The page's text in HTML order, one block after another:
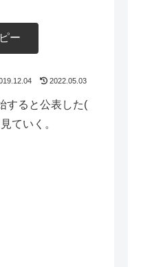
ー
2022.05.03
すると公表した(
ていく。